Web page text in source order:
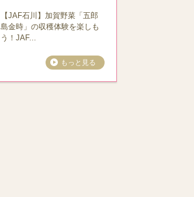
【JAF石川】加賀野菜「五郎
島金時」の収穫体験を楽しも
う！JAF...
もっと見る